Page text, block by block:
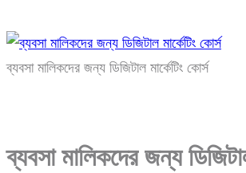
ব্যবসা মালিকদের জন্য ডিজিটাল মার্কেটিং কোর্স
ব্যবসামালিকদেরজন্য